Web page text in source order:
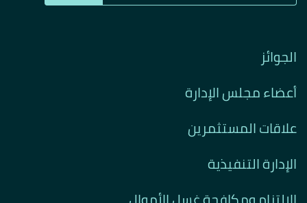
الجوائز
أعضاء مجلس الإدارة
علاقات المستثمرين
الإدارة التنفيذية